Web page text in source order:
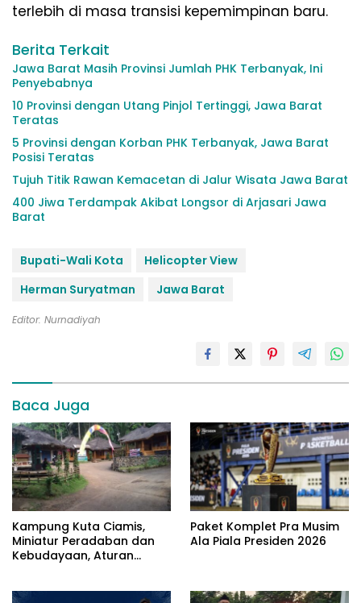
terlebih di masa transisi kepemimpinan baru.
Berita Terkait
Jawa Barat Masih Provinsi Jumlah PHK Terbanyak, Ini
Penyebabnya
10 Provinsi dengan Utang Pinjol Tertinggi, Jawa Barat
Teratas
5 Provinsi dengan Korban PHK Terbanyak, Jawa Barat
Posisi Teratas
Tujuh Titik Rawan Kemacetan di Jalur Wisata Jawa Barat
400 Jiwa Terdampak Akibat Longsor di Arjasari Jawa
Barat
Bupati-Wali Kota
Helicopter View
Herman Suryatman
Jawa Barat
Editor: Nurnadiyah
Baca Juga
Kampung Kuta Ciamis,
Miniatur Peradaban dan
Kebudayaan, Aturan
Paket Komplet Pra Musim
Ala Piala Presiden 2026